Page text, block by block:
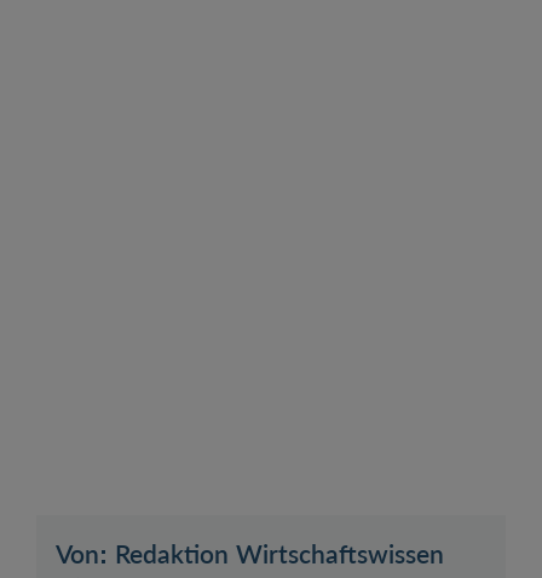
Von: Redaktion Wirtschaftswissen